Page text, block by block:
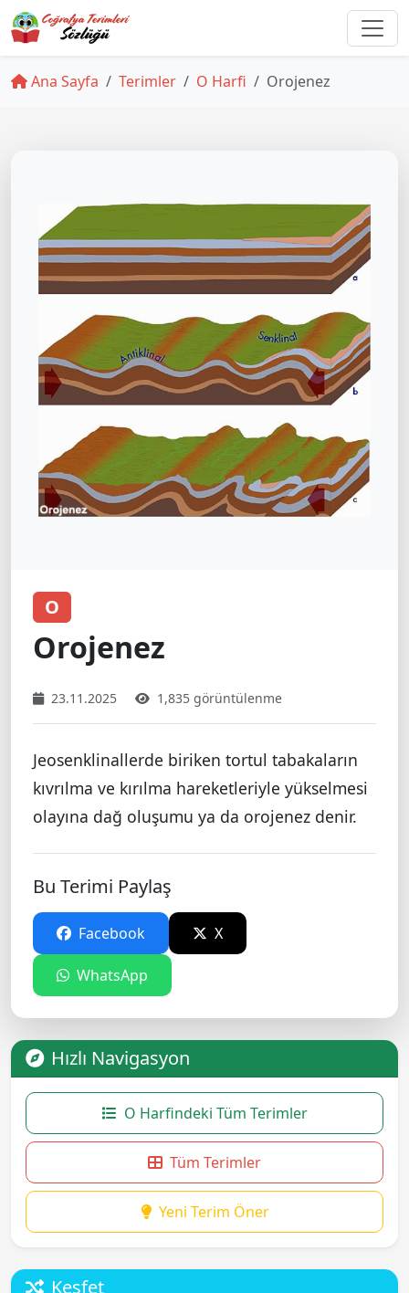
Ana Sayfa Terimler O Harfi Orojenez
O
Orojenez
23.11.2025 1,835 görüntülenme
Jeosenklinallerde biriken tortul tabakaların
kıvrılma ve kırılma hareketleriyle yükselmesi
olayına dağ oluşumu ya da orojenez denir.
Bu Terimi Paylaş
Facebook X
WhatsApp
Hızlı Navigasyon
O Harfindeki Tüm Terimler
Tüm Terimler
Yeni Terim Öner
Keşfet